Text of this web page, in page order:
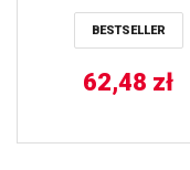
BESTSELLER
62,48 zł